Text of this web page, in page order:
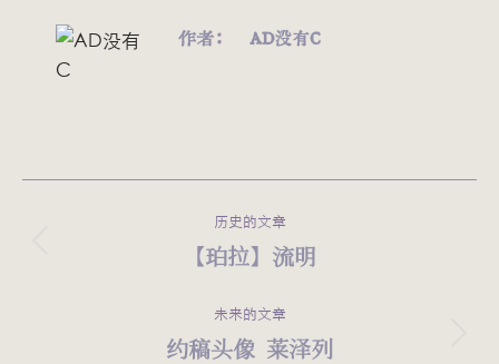
作者： AD没有C
历史的文章
历
的
文
【珀拉】流明
未来的文章
未
约稿头像 莱泽列